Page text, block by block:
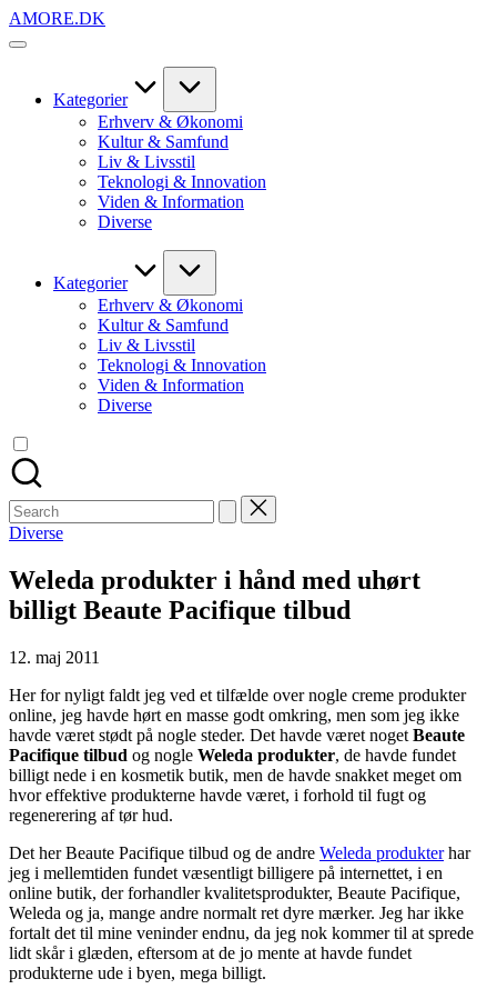
Skip
to
AMORE.DK
For
Kategorier
Erhverv & Økonomi
Kultur & Samfund
Liv & Livsstil
Teknologi & Innovation
Viden & Information
Diverse
Kategorier
Erhverv & Økonomi
Kultur & Samfund
Liv & Livsstil
Teknologi & Innovation
Viden & Information
Diverse
Search
for:
Posted
Diverse
Weleda produkter i hånd med uhørt
billigt Beaute Pacifique tilbud
12. maj 2011
Her for nyligt faldt jeg ved et tilfælde over nogle creme produkter
online, jeg havde hørt en masse godt omkring, men som jeg ikke
havde været stødt på nogle steder. Det havde været noget Beaute
Pacifique tilbud og nogle Weleda produkter, de havde fundet
billigt nede i en kosmetik butik, men de havde snakket meget om
hvor effektive produkterne havde været, i forhold til fugt og
regenerering af tør hud.
Det her Beaute Pacifique tilbud og de andre Weleda produkterhar
jeg i mellemtiden fundet væsentligt billigere på internettet, i en
online butik, der forhandler kvalitetsprodukter, Beaute Pacifique,
Weleda og ja, mange andre normalt ret dyre mærker. Jeg har ikke
fortalt det til mine veninder endnu, da jeg nok kommer til at sprede
lidt skår i glæden, eftersom at de jo mente at havde fundet
produkterne ude i byen, mega billigt.